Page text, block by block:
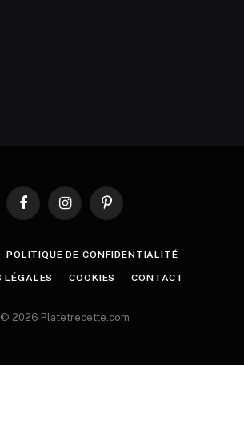
FacebookInstagramPinterest
POLITIQUE DE CONFIDENTIALITÉ
LÉGALES COOKIES CONTACT
© 2026 Platetrecette.com